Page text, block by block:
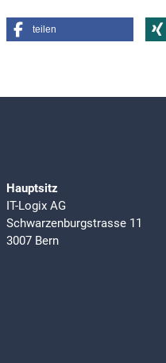
teilen
Hauptsitz
IT-Logix AG
Schwarzenburgstrasse 11
3007 Bern